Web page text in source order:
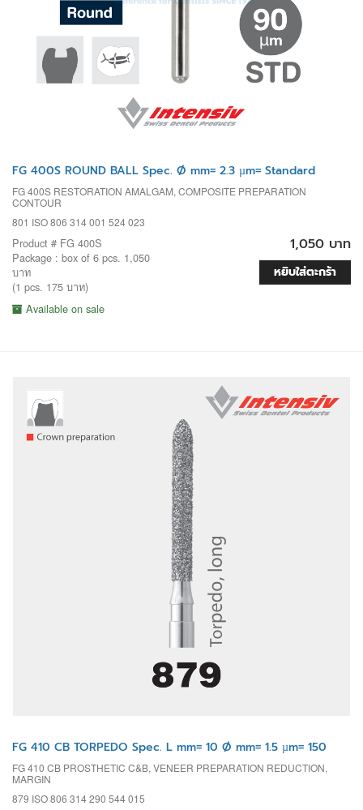
FG 400S ROUND BALL Spec. Ø mm= 2.3 µm= Standard
FG 400S RESTORATION AMALGAM, COMPOSITE PREPARATION
CONTOUR
801 ISO 806 314 001 524 023
Product # FG 400S
Package : box of 6 pcs. 1,050
บาท
(1 pcs. 175 บาท)
Available on sale
1,050 บาท
หยิบใส่ตะกร้า
FG 410 CB TORPEDO Spec. L mm= 10 Ø mm= 1.5 µm= 150
FG 410 CB PROSTHETIC C&B, VENEER PREPARATION REDUCTION,
MARGIN
879 ISO 806 314 290 544 015